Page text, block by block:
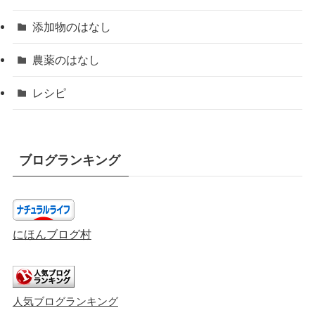
添加物のはなし
農薬のはなし
レシピ
ブログランキング
にほんブログ村
人気ブログランキング